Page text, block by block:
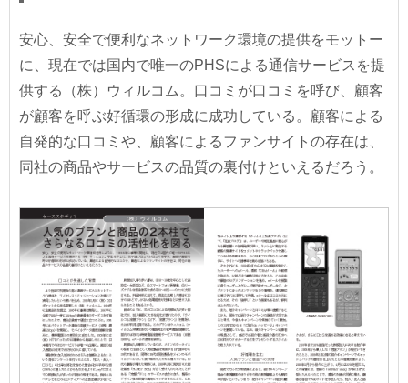
安心、安全で便利なネットワーク環境の提供をモットー
に、現在では国内で唯一のPHSによる通信サービスを提
供する（株）ウィルコム。口コミが口コミを呼び、顧客
が顧客を呼ぶ好循環の形成に成功している。顧客による
自発的な口コミや、顧客によるファンサイトの存在は、
同社の商品やサービスの品質の裏付けといえるだろう。